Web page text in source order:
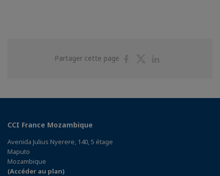
Partager cette page
PartagerPartager
CCI France Mozambique
Avenida Julius Nyerere, 140, 5 étage
Maputo
Mozambique
(Accéder au plan)